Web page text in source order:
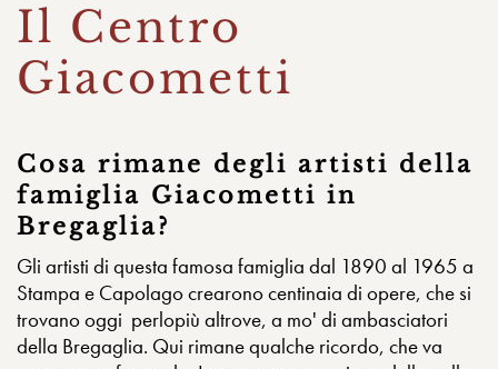
Il Centro
Giacometti
Cosa rimane degli artisti della
famiglia Giacometti in
Bregaglia?
Gli artisti di questa famosa famiglia dal 1890 al 1965 a
Stampa e Capolago crearono centinaia di opere, che si
trovano oggi perlopiù altrove, a mo' di ambasciatori
della Bregaglia. Qui rimane qualche ricordo, che va